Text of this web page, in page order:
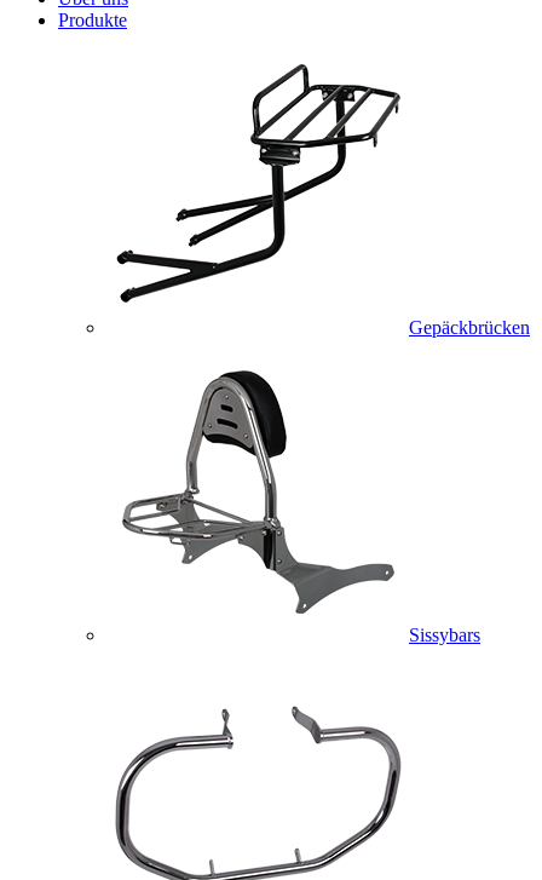
Produkte
Gepäckbrücken
Sissybars